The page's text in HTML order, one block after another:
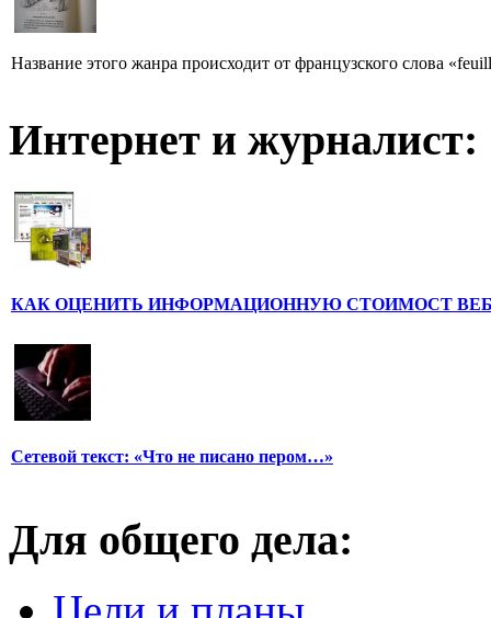
Название этого жанра происходит от французского слова
Интернет и журналист:
КАК ОЦЕНИТЬ ИНФОРМАЦИОННУЮ СТОИМОСТ
Сетевой текст: «Что не писано пером…»
Для общего дела: